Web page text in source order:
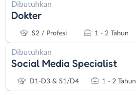
Dibutuhkan
Dokter
S2 / Profesi 1 - 2 Tahun
Dibutuhkan
Social Media Specialist
D1-D3 & S1/D4 1 - 2 Tahun